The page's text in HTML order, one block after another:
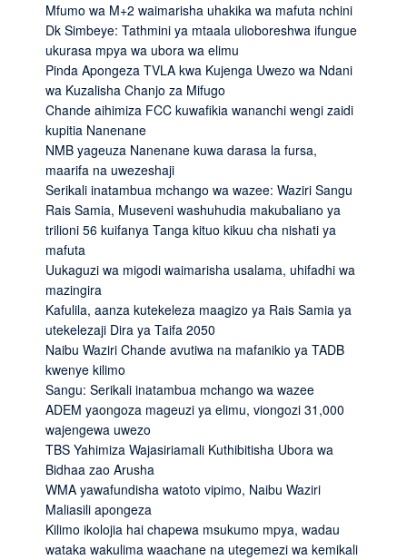
Mfumo wa M+2 waimarisha uhakika wa mafuta nchini
Dk Simbeye: Tathmini ya mtaala ulioboreshwa ifungue
ukurasa mpya wa ubora wa elimu
Pinda Apongeza TVLA kwa Kujenga Uwezo wa Ndani
wa Kuzalisha Chanjo za Mifugo
Chande aihimiza FCC kuwafikia wananchi wengi zaidi
kupitia Nanenane
NMB yageuza Nanenane kuwa darasa la fursa,
maarifa na uwezeshaji
Serikali inatambua mchango wa wazee: Waziri Sangu
Rais Samia, Museveni washuhudia makubaliano ya
trilioni 56 kuifanya Tanga kituo kikuu cha nishati ya
mafuta
Uukaguzi wa migodi waimarisha usalama, uhifadhi wa
mazingira
Kafulila, aanza kutekeleza maagizo ya Rais Samia ya
utekelezaji Dira ya Taifa 2050
Naibu Waziri Chande avutiwa na mafanikio ya TADB
kwenye kilimo
Sangu: Serikali inatambua mchango wa wazee
ADEM yaongoza mageuzi ya elimu, viongozi 31,000
wajengewa uwezo
TBS Yahimiza Wajasiriamali Kuthibitisha Ubora wa
Bidhaa zao Arusha
WMA yawafundisha watoto vipimo, Naibu Waziri
Maliasili apongeza
Kilimo ikolojia hai chapewa msukumo mpya, wadau
wataka wakulima waachane na utegemezi wa kemikali